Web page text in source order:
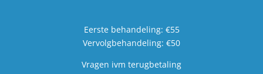
Eerste behandeling: €55
Vervolgbehandeling: €50
Vragen ivm terugbetaling